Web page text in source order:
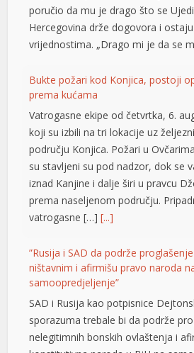
panel
panel
panel
panel
panel
panel
panel
panel
panel
panel
panel
Bukte požari kod Konjica, postoji
prema kućama
Vatrogasne ekipe od četvrtka, 6.
području Konjica. Požari u
su stavljeni su pod nadzor, dok se
iznad Kanjine i dalje širi u pravcu
prema naseljenom području.
vatrogasne […][...]
”Rusija i SAD da podrže
ništavnim i afirmišu pravo naroda
samoopredjeljenje”
sporazuma trebale bi da podrže
nelegitimnih bonskih ovlaštenja i
konstitutivna naroda u BiH na
Smatraju to Džozef Šmic i Brajan
američkog univerziteta Harvard. U
“BiH: gdje je interes američkog
neokolonijalne uprave […] [...]